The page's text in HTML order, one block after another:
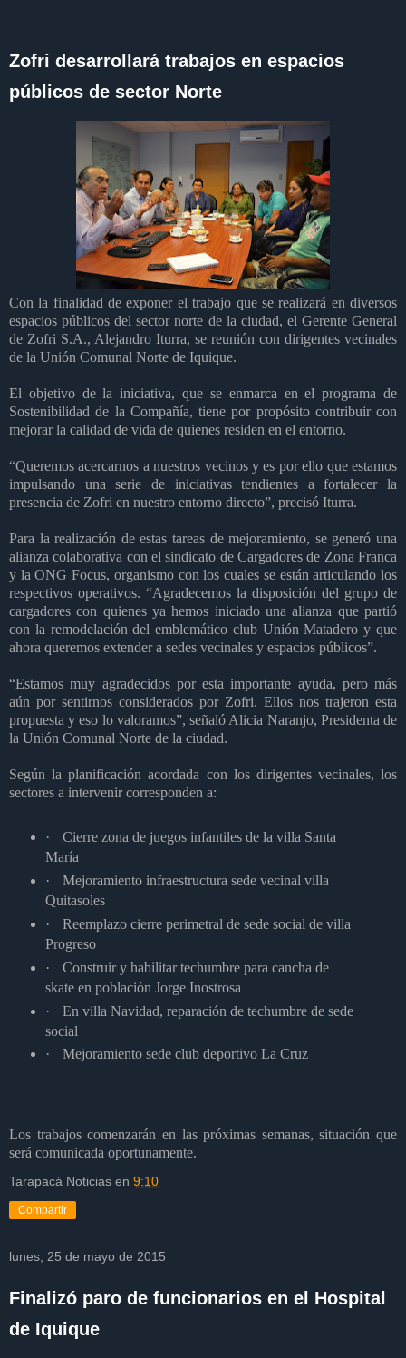
Zofri desarrollará trabajos en espacios
públicos de sector Norte
Con la finalidad de exponer el trabajo que se realizará en diversos
espacios públicos del sector norte de la ciudad, el Gerente General
de Zofri S.A., Alejandro Iturra, se reunión con dirigentes vecinales
de la Unión Comunal Norte de Iquique.
El objetivo de la iniciativa, que se enmarca en el programa de
Sostenibilidad de la Compañía, tiene por propósito contribuir con
mejorar la calidad de vida de quienes residen en el entorno.
“Queremos acercarnos a nuestros vecinos y es por ello que estamos
impulsando una serie de iniciativas tendientes a fortalecer la
presencia de Zofri en nuestro entorno directo”, precisó Iturra.
Para la realización de estas tareas de mejoramiento, se generó una
alianza colaborativa con el sindicato de Cargadores de Zona Franca
y la ONG Focus, organismo con los cuales se están articulando los
respectivos operativos. “Agradecemos la disposición del grupo de
cargadores con quienes ya hemos iniciado una alianza que partió
con la remodelación del emblemático club Unión Matadero y que
ahora queremos extender a sedes vecinales y espacios públicos”.
“Estamos muy agradecidos por esta importante ayuda, pero más
aún por sentirnos considerados por Zofri. Ellos nos trajeron esta
propuesta y eso lo valoramos”, señaló Alicia Naranjo, Presidenta de
la Unión Comunal Norte de la ciudad.
Según la planificación acordada con los dirigentes vecinales, los
sectores a intervenir corresponden a:
·
Cierre zona de juegos infantiles de la villa Santa
María
·
Mejoramiento infraestructura sede vecinal villa
Quitasoles
·
Reemplazo cierre perimetral de sede social de villa
Progreso
·
Construir y habilitar techumbre para cancha de
skate en población Jorge Inostrosa
·
En villa Navidad, reparación de techumbre de sede
social
·
Mejoramiento sede club deportivo La Cruz
Los trabajos comenzarán en las próximas semanas, situación que
será comunicada oportunamente.
Tarapacá Noticias en 9:10
Compartir
lunes, 25 de mayo de 2015
Finalizó paro de funcionarios en el Hospital
de Iquique